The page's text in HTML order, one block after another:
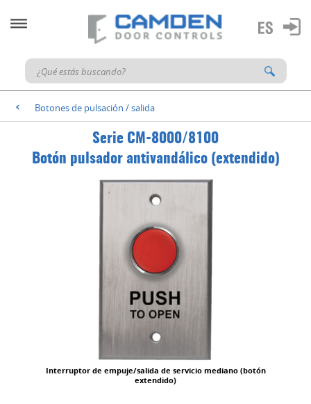
< Botones de pulsación / salida
Serie CM-8000/8100
Botón pulsador antivandálico (extendido)
Interruptor de empuje/salida de servicio mediano (botón
extendido)